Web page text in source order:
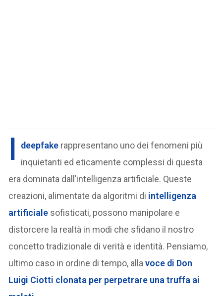
I deepfake rappresentano uno dei fenomeni più
inquietanti ed eticamente complessi di questa
era dominata dall’intelligenza artificiale. Queste
creazioni, alimentate da algoritmi di intelligenza
artificiale sofisticati, possono manipolare e
distorcere la realtà in modi che sfidano il nostro
concetto tradizionale di verità e identità. Pensiamo,
ultimo caso in ordine di tempo, alla voce di Don
Luigi Ciotti clonata per perpetrare una truffa ai